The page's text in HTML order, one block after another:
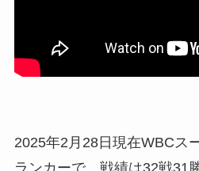
2025年2月28日現在WBCス